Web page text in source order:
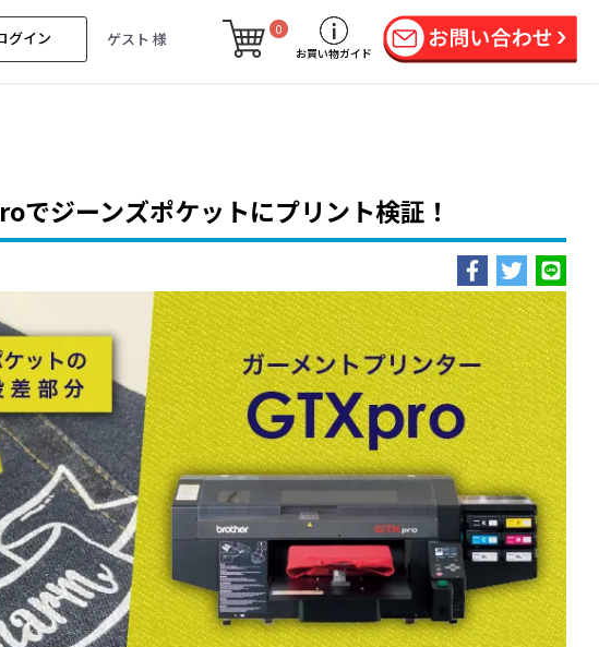
グイン ゲスト 様
0
お買い物ガイド
でジーンズポケットにプリント検証！